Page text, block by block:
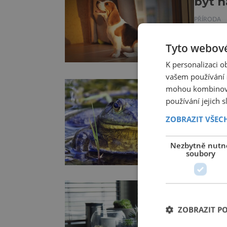
PŘÍRODA
kteří by
Jejich
PŘÍRODA
jiných
nyní ji
OBJEVY
Tyto
K personalizaci
vašem
mohou
používání jejich
ZOBRAZIT
Nezbytně
soubory
ZOBRAZIT